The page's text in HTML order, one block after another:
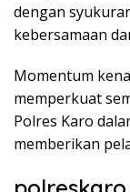
dengan
kebersamaan
Momentum
memperkuat
Polres Karo
memberikan